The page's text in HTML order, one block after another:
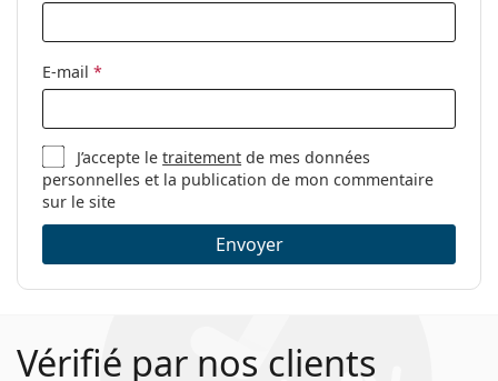
E-mail *
J’accepte letraitement de mes données
personnelles et la publication de mon commentaire
sur le site
Envoyer
Vérifié par nos clients